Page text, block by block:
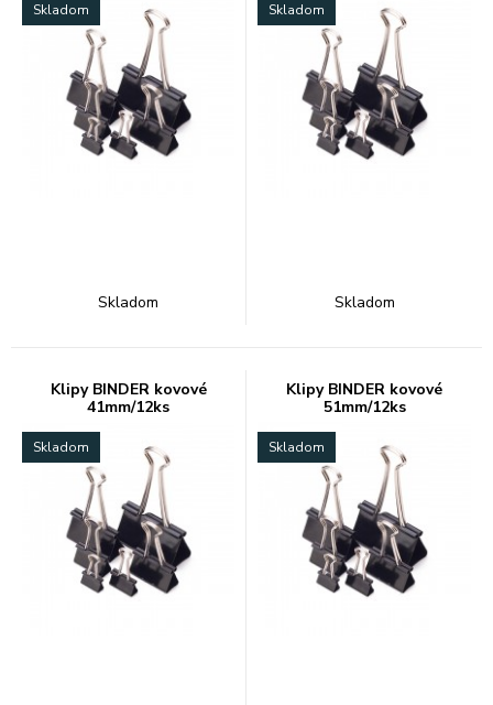
Skladom
Skladom
Skladom
Skladom
Klipy BINDER kovové
41mm/12ks
Skladom
Klipy BINDER kovové
51mm/12ks
Skladom